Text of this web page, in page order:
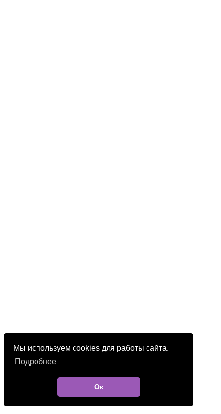
Мы используем cookies для работы сайта.
Подробнее
Ок